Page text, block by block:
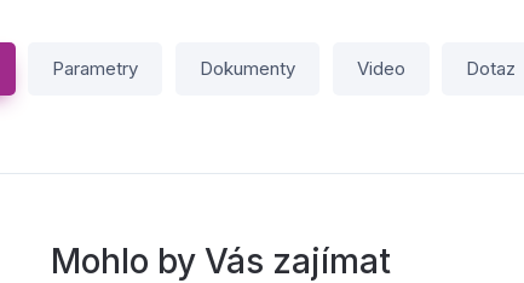
Parametry Dokumenty Video Dotaz
Mohlo by Vás zajímat